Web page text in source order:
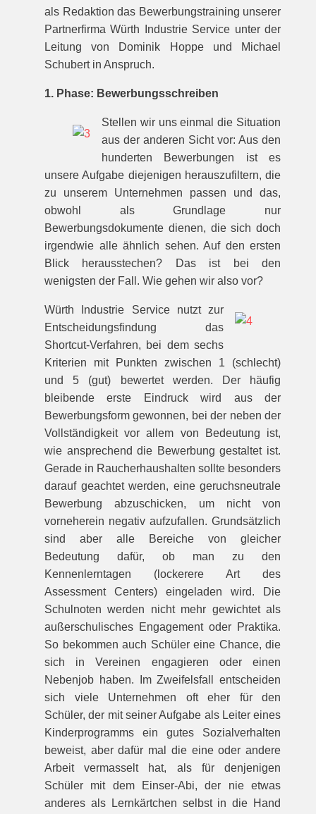
als Redaktion das Bewerbungstraining unserer
Partnerfirma Würth Industrie Service unter der
Leitung von Dominik Hoppe und Michael
Schubert in Anspruch.
1. Phase: Bewerbungsschreiben
Stellen wir uns einmal die Situation
aus der anderen Sicht vor: Aus den
hunderten Bewerbungen ist es
unsere Aufgabe diejenigen herauszufiltern, die
zu unserem Unternehmen passen und das,
obwohl als Grundlage nur
Bewerbungsdokumente dienen, die sich doch
irgendwie alle ähnlich sehen. Auf den ersten
Blick herausstechen? Das ist bei den
wenigsten der Fall. Wie gehen wir also vor?
Würth Industrie Service nutzt zur
Entscheidungsfindung das
Shortcut-Verfahren, bei dem sechs
Kriterien mit Punkten zwischen 1 (schlecht)
und 5 (gut) bewertet werden. Der häufig
bleibende erste Eindruck wird aus der
Bewerbungsform gewonnen, bei der neben der
Vollständigkeit vor allem von Bedeutung ist,
wie ansprechend die Bewerbung gestaltet ist.
Gerade in Raucherhaushalten sollte besonders
darauf geachtet werden, eine geruchsneutrale
Bewerbung abzuschicken, um nicht von
vorneherein negativ aufzufallen. Grundsätzlich
sind aber alle Bereiche von gleicher
Bedeutung dafür, ob man zu den
Kennenlerntagen (lockerere Art des
Assessment Centers) eingeladen wird. Die
Schulnoten werden nicht mehr gewichtet als
außerschulisches Engagement oder Praktika.
So bekommen auch Schüler eine Chance, die
sich in Vereinen engagieren oder einen
Nebenjob haben. Im Zweifelsfall entscheiden
sich viele Unternehmen oft eher für den
Schüler, der mit seiner Aufgabe als Leiter eines
Kinderprogramms ein gutes Sozialverhalten
beweist, aber dafür mal die eine oder andere
Arbeit vermasselt hat, als für denjenigen
Schüler mit dem Einser-Abi, der nie etwas
anderes als Lernkärtchen selbst in die Hand